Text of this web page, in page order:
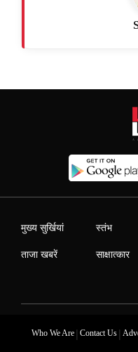
मुख्य सुर्खियां
ताजा खबरें
स्तंभ
साक्षात्कार
Who We Are| Contact Us|